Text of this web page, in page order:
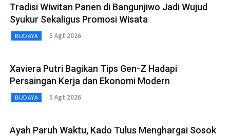
Tradisi Wiwitan Panen di Bangunjiwo Jadi Wujud
Syukur Sekaligus Promosi Wisata
BUDAYA 5 Agt 2026
Xaviera Putri Bagikan Tips Gen-Z Hadapi
Persaingan Kerja dan Ekonomi Modern
BUDAYA 5 Agt 2026
Ayah Paruh Waktu, Kado Tulus Menghargai Sosok